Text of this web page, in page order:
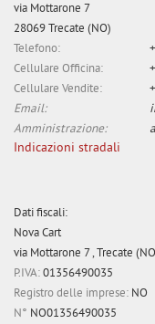
via Mottarone 7
28069 Trecate (NO)
Telefono:
Cellulare Officina:
Cellulare Vendite:
Email:
Amministrazione:
Indicazioni stradali
Dati fiscali:
Nova Cart
via Mottarone 7 , Trecate
P.IVA:01356490035
Registro delle imprese: NO
N° NO01356490035